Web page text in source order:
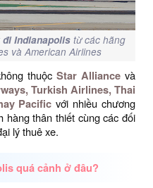
đi Indianapolis từ các hãng
và American Airlines
thuộc Star Alliancevà
Turkish Airlines, Thai
Pacificvới nhiều chương
hàng thân thiết cùng các đối
lý thuê xe.
quá cảnh ở đâu?